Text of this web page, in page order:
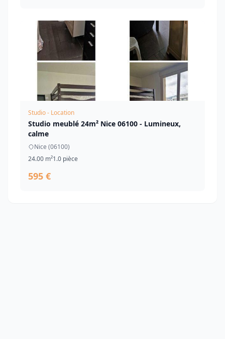
Studio - Location
Studio meublé 24m² Nice 06100 - Lumineux,
calme
Nice (06100)
24.00 m²1.0 pièce
595 €